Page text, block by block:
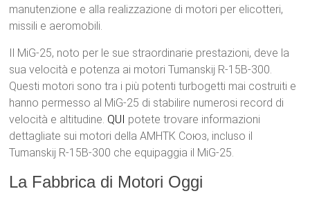
manutenzione e alla realizzazione di motori per elicotteri,
missili e aeromobili.
Il MiG-25, noto per le sue straordinarie prestazioni, deve la
sua velocità e potenza ai motori Tumanskij R-15B-300.
Questi motori sono tra i più potenti turbogetti mai costruiti e
hanno permesso al MiG-25 di stabilire numerosi record di
velocità e altitudine. QUI potete trovare informazioni
dettagliate sui motori della АМНТК Союз, incluso il
Tumanskij R-15B-300 che equipaggia il MiG-25.
La Fabbrica di Motori Oggi